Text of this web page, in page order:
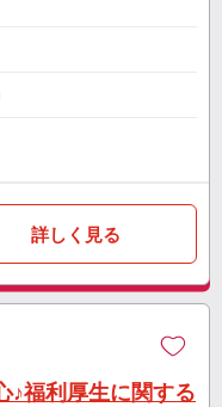
詳しく見る
♪福利厚生に関する